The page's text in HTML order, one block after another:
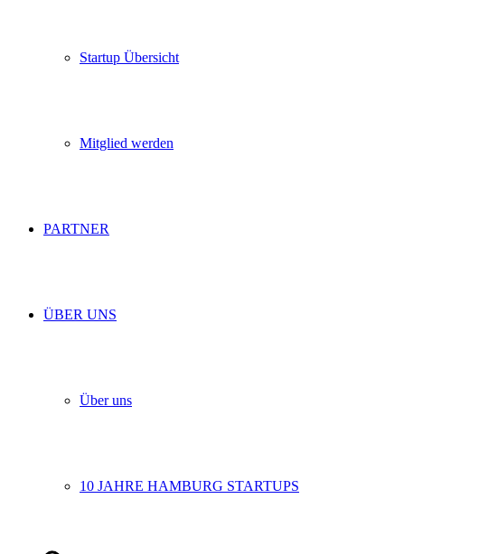
Startup Übersicht
Mitglied werden
PARTNER
ÜBER UNS
Über uns
10 JAHRE HAMBURG STARTUPS